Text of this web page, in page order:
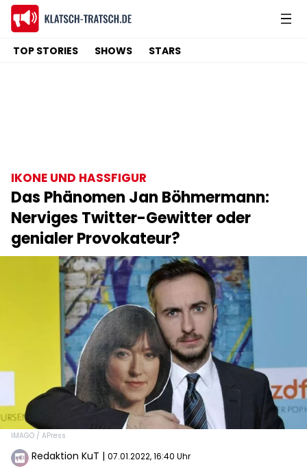
TOP STORIES SHOWS STARS
IKONE UND HASSFIGUR
Das Phänomen Jan Böhmermann:
Nerviges Twitter-Gewitter oder
genialer Provokateur?
IMAGO / APress
Redaktion KuT | 07.01.2022, 16:40 Uhr